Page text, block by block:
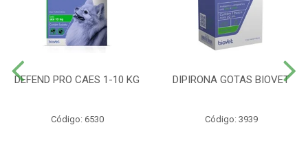
DEFEND PRO CAES 1-10 KG
Código: 6530
DIPIRONA GOTAS BIOVET
Código: 3939